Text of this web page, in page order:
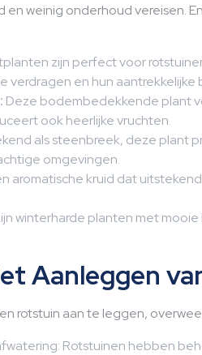
weinig onderhoud vereisen.
zijn perfect voor
verdragen en hun aantrekkelijke
Deze bodembedekkende plant
ook heerlijke vruchten.
als steenbreek, deze plant
omgevingen.
aromatische kruid dat
winterharde planten met
Aanleggen
​​rotstuin aan te leggen,
Rotstuinen hebben